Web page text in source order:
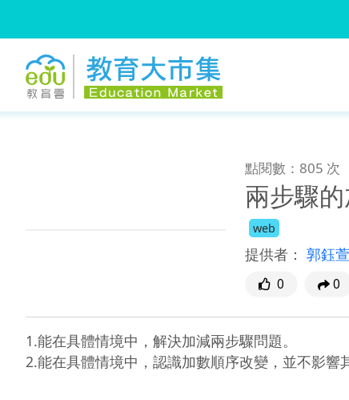
點閱數：805 次
兩步驟
web
提供者： 郭鈺萱
0 0
1.能在具體情境中，解決加減兩步驟問題。